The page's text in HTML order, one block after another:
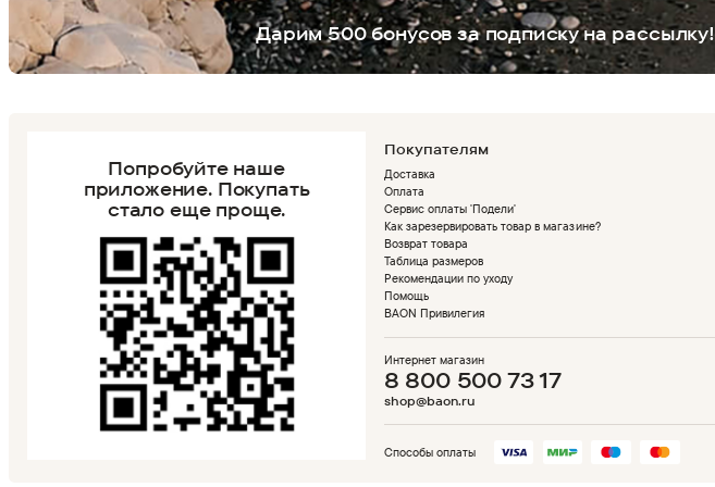
Дарим 500 бонусов за подписку на рассылку!
Попробуйте наше
приложение.Покупать
стало еще проще.
Покупателям
Доставка
Оплата
Сервис оплаты 'Подели'
Как зарезервировать товар в магазине?
Возврат товара
Таблица размеров
Рекомендации по уходу
Помощь
BAON Привилегия
Интернет магазин
8 800 500 73 17
shop@baon.ru
Способы оплаты